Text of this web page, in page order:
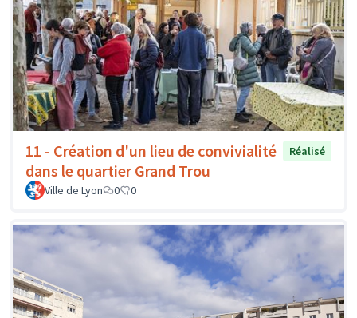
11 - Création d'un lieu de convivialité
dans le quartier Grand Trou
Réalisé
Ville de Lyon 0 0